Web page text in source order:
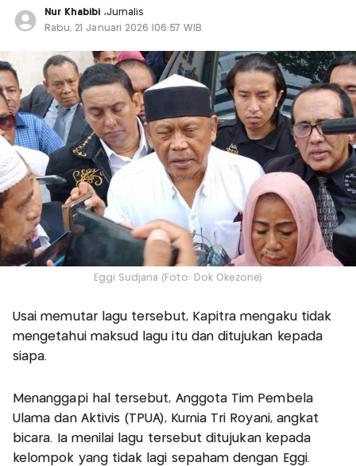
Nur Khabibi ,Jurnalis
Rabu, 21 Januari 2026 |06:57 WIB
Eggi Sudjana (Foto: Dok Okezone)
Usai memutar lagu tersebut, Kapitra mengaku tidak
mengetahui maksud lagu itu dan ditujukan kepada
siapa.
Menanggapi hal tersebut, Anggota Tim Pembela
Ulama dan Aktivis (TPUA), Kurnia Tri Royani, angkat
bicara. Ia menilai lagu tersebut ditujukan kepada
kelompok yang tidak lagi sepaham dengan Eggi.